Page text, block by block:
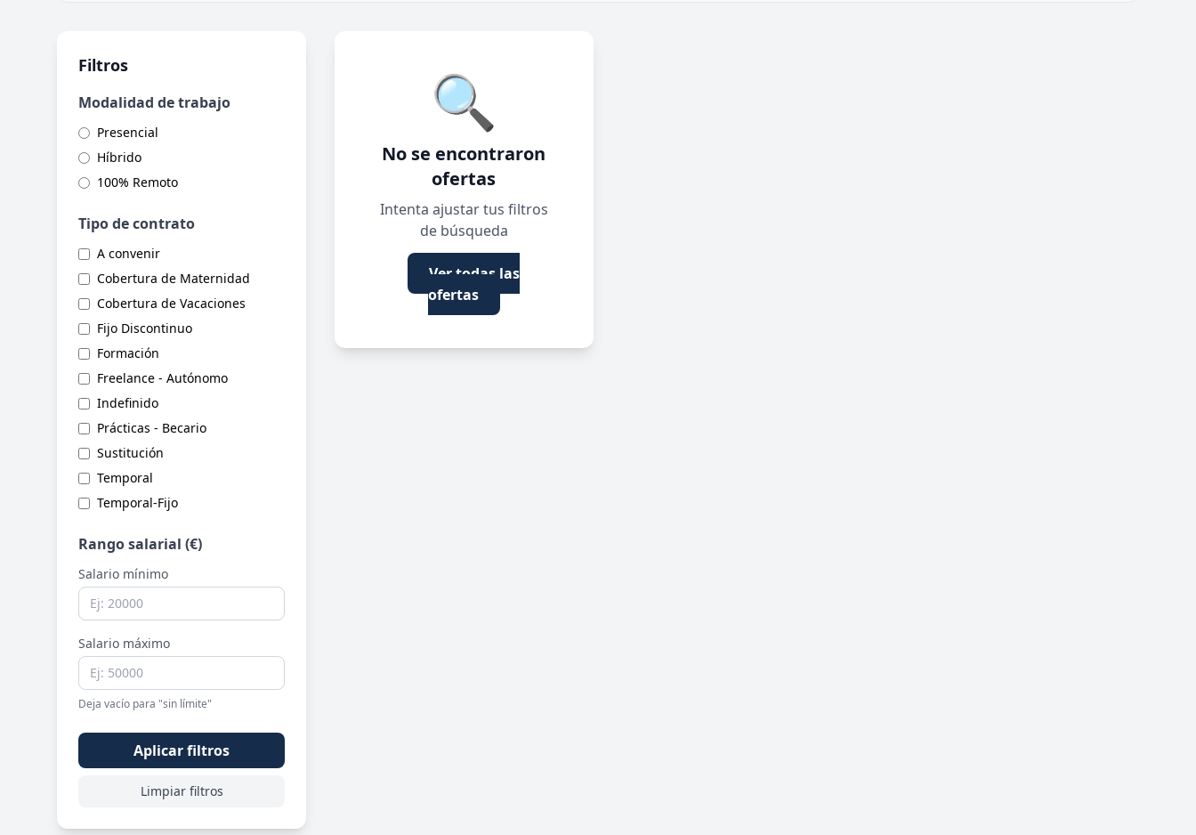
Filtros
Modalidad de trabajo
Presencial
Híbrido
100% Remoto
Tipo de contrato
A convenir
Cobertura de Maternidad
Cobertura de Vacaciones
Fijo Discontinuo
Formación
Freelance - Autónomo
Indefinido
Prácticas - Becario
Sustitución
Temporal
Temporal-Fijo
Rango salarial (€)
Salario mínimo
Salario máximo
Deja vacío para "sin límite"
Aplicar filtros
Limpiar filtros
🔍
No se encontraron
ofertas
Intenta ajustar tus filtros
de búsqueda
Ver todas las
ofertas